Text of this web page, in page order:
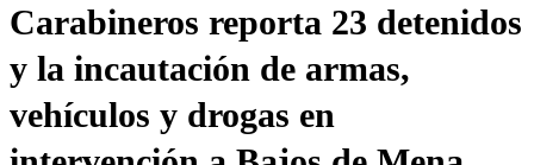
Carabineros reporta 23 detenidos
y la incautación de armas,
vehículos y drogas en